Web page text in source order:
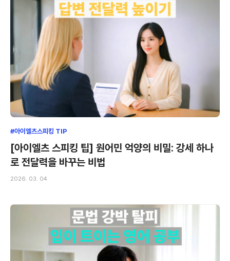
#아이엘츠스피킹 TIP
[아이엘츠 스피킹 팁] 원어민 억양의 비밀: 강세 하나
로 전달력을 바꾸는 비법
2026. 03. 04